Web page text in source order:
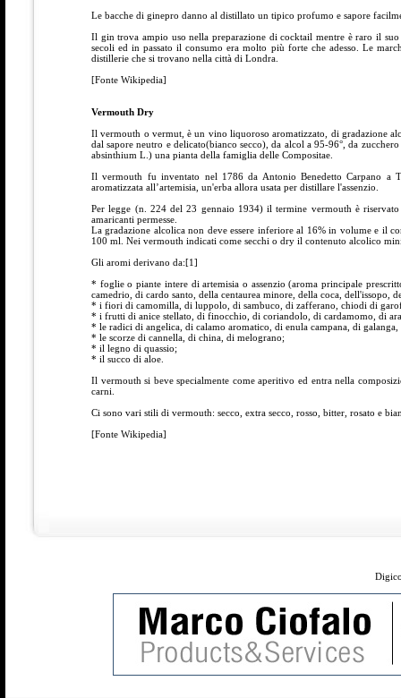
Le bacche di ginepro danno al distillato un tipico profumo e sapore
Il gin trova ampio uso nella preparazione di cocktail mentre è raro il
secoli ed in passato il consumo era molto più forte che adesso. Le
distillerie che si trovano nella città di Londra.
[Fonte Wikipedia]
Vermouth Dry
Il vermouth o vermut, è un vino liquoroso aromatizzato, di gradazione
dal sapore neutro e delicato(bianco secco), da alcol a 95-96°, da
absinthium L.) una pianta della famiglia delle Compositae.
Il vermouth fu inventato nel 1786 da Antonio Benedetto Carpano a
aromatizzata all’artemisia, un'erba allora usata per distillare l'assenzio.
Per legge (n. 224 del 23 gennaio 1934) il termine vermouth è
amaricanti permesse.
La gradazione alcolica non deve essere inferiore al 16% in volume e il
100 ml. Nei vermouth indicati come secchi o dry il contenuto alcolico
Gli aromi derivano da:[1]
* foglie o piante intere di artemisia o assenzio (aroma principale
camedrio, di cardo santo, della centaurea minore, della coca, dell'issopo,
* i fiori di camomilla, di luppolo, di sambuco, di zafferano, chiodi di
* i frutti di anice stellato, di finocchio, di coriandolo, di cardamomo, di
* le radici di angelica, di calamo aromatico, di enula campana, di
* le scorze di cannella, di china, di melograno;
* il legno di quassio;
* il succo di aloe.
Il vermouth si beve specialmente come aperitivo ed entra nella
carni.
Ci sono vari stili di vermouth: secco, extra secco, rosso, bitter, rosato e
[Fonte Wikipedia]